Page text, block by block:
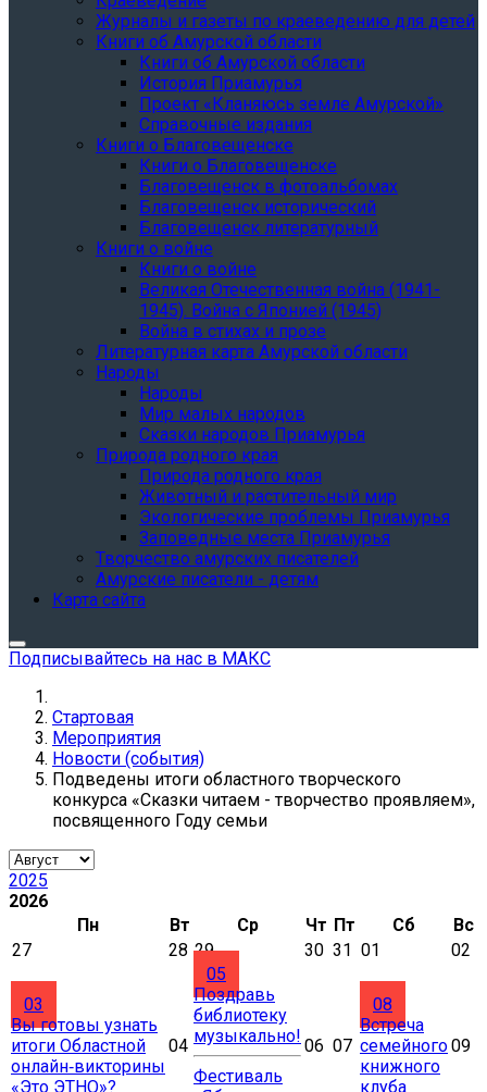
Журналы и газеты по краеведению для детей
Книги об Амурской области
Книги об Амурской области
История Приамурья
Проект «Кланяюсь земле Амурской»
Справочные издания
Книги о Благовещенске
Книги о Благовещенске
Благовещенск в фотоальбомах
Благовещенск исторический
Благовещенск литературный
Книги о войне
Книги о войне
Великая Отечественная война (1941-
1945). Война с Японией (1945)
Война в стихах и прозе
Литературная карта Амурской области
Народы
Народы
Мир малых народов
Сказки народов Приамурья
Природа родного края
Природа родного края
Животный и растительный мир
Экологические проблемы Приамурья
Заповедные места Приамурья
Творчество амурских писателей
Амурские писатели - детям
Карта сайта
Подписывайтесь на нас в МАКС
Стартовая
Мероприятия
Новости (события)
Подведены итоги областного творческого
конкурса «Сказки читаем - творчество проявляем»,
посвященного Году семьи
2025
2026
Пн
Вт Ср Чт Пт Сб
Вс
27
28 29 30 31 01 02
03
Вы готовы узнать
итоги Областной
онлайн‑викторины
«Это ЭТНО»?
04
05
Поздравь
библиотеку
музыкально!
Фестиваль
06 07
08
Встреча
семейного
книжного
клуба
09